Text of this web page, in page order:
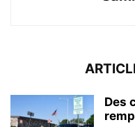
Des